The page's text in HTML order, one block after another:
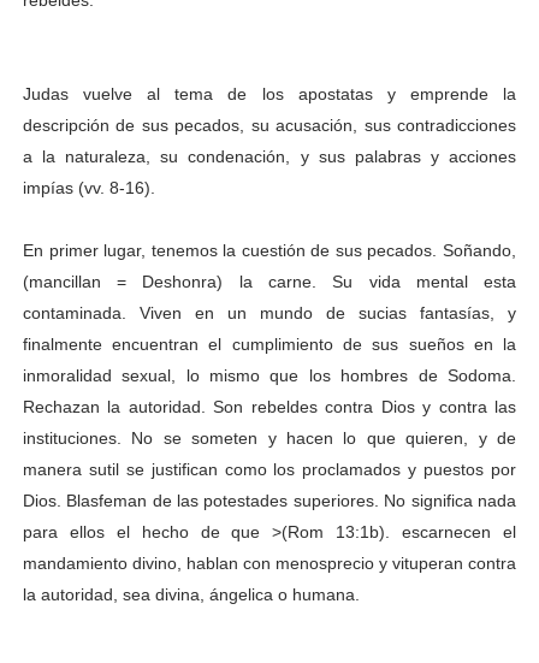
Judas vuelve al tema de los apostatas y emprende la
descripción de sus pecados, su acusación, sus contradicciones
a la naturaleza, su condenación, y sus palabras y acciones
impías (vv. 8-16).
En primer lugar, tenemos la cuestión de sus pecados. Soñando,
(mancillan = Deshonra) la carne. Su vida mental esta
contaminada. Viven en un mundo de sucias fantasías, y
finalmente encuentran el cumplimiento de sus sueños en la
inmoralidad sexual, lo mismo que los hombres de Sodoma.
Rechazan la autoridad. Son rebeldes contra Dios y contra las
instituciones. No se someten y hacen lo que quieren, y de
manera sutil se justifican como los proclamados y puestos por
Dios. Blasfeman de las potestades superiores. No significa nada
para ellos el hecho de que >(Rom 13:1b). escarnecen el
mandamiento divino, hablan con menosprecio y vituperan contra
la autoridad, sea divina, ángelica o humana.